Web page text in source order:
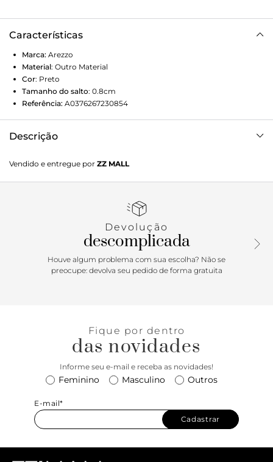
Características
Marca: Arezzo
Material: Outro Material
Cor: Preto
Tamanho do salto: 0.8cm
Referência: A0376267230854
Descrição
redondo. Traz cabedal em matelassê e recorte arredondado
sobre o peito do pé. Fechada, possui ainda aplicação de
A sapatilha em matelassê é um clássico, que combina com
os mais variados estilos e ocasiões! Versátil, surge em tom
neutro e é garantia de conforto. Vai do office ao passeio e é
Vendido e entregue por ZZ MALL
Devolução
descomplicada
Houve algum problema com sua escolha? Não se
preocupe: devolva seu pedido de forma gratuita
Fique por dentro
das novidades
Informe seu e-mail e receba as novidades!
Feminino Masculino Outros
E-mail*
Cadastrar